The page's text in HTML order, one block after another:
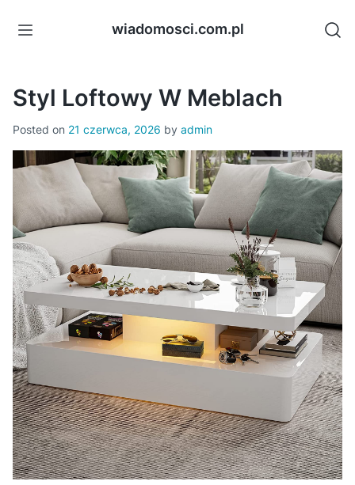
wiadomosci.com.pl
Styl Loftowy W Meblach
Posted on 21 czerwca, 2026 by admin